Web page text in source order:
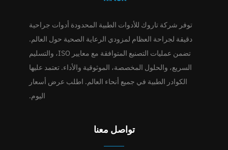
توفر شركة تاروك للأدوات الطبية المحدودة أدوات جراحية
دقيقة لجراحة العظام لمزودي الرعاية الصحية حول العالم.
تضمن عمليات التصنيع المتوافقة مع معايير ISO، والتسليم
السريع، والحلول المخصصة، الموثوقية والأداء. تعتمد عليها
الكوادر الطبية في جميع أنحاء العالم. اطلب عرض أسعار
اليوم.
تواصل معنا